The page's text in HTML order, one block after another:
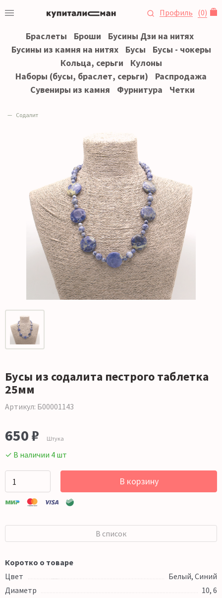
Профиль (0)
Браслеты Броши
Бусины Дзи на нитях
Бусины из камня на нитях
Бусы
Бусы - чокеры
Кольца, серьги
Кулоны
Наборы (бусы, браслет, серьги)
Распродажа
Сувениры из камня
Фурнитура Четки
Содалит
Бусы из содалита пестрого таблетка
25мм
Артикул: Б00001143
650 ₽ Штука
✓ В наличии 4 шт
В корзину
В список
Коротко о товаре
Цвет
Белый, Синий
Диаметр
10, 6